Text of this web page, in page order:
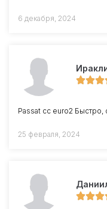
6 декабря, 2024
Passat cc euro2 Быстро,
25 февраля, 2024